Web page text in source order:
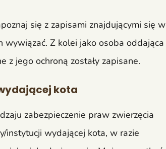
się z zapisami znajdującymi się w
wywiązać. Z kolei jako osoba oddająca
jego ochroną zostały zapisane.
kota
zabezpieczenie praw zwierzęcia
instytucji wydającej kota, w razie